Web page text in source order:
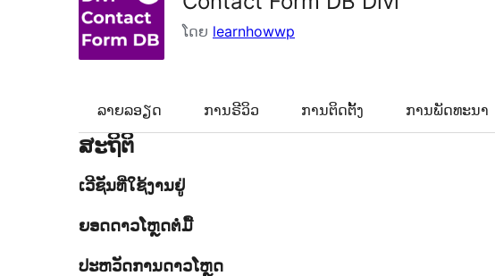
ໂດຍ learnhowwp
ລາຍລອຽດ ການຣີວິວ ການຕິດຕັ້ງ ການພັດທະນາ
ສະຖິຕິ
ເວີຊັນທີ່ໃຊ້ງານຢູ່
ຍອດດາວໂຫຼດຕໍ່ມື້
ປະຫວັດການດາວໂຫຼດ